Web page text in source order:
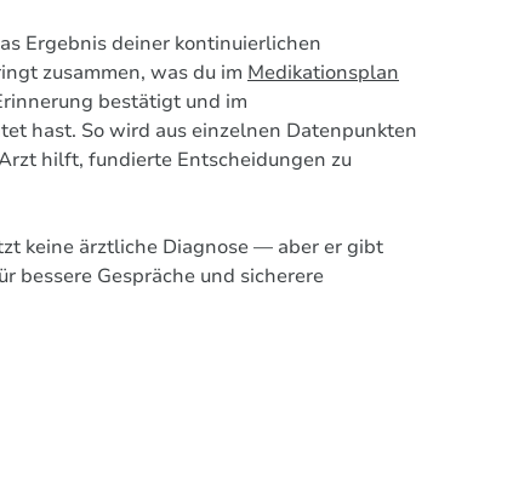
Ergebnis deiner kontinuierlichen
zusammen, was du im Medikationsplan
bestätigt und im
hast. So wird aus einzelnen Datenpunkten
hilft, fundierte Entscheidungen zu
keine ärztliche Diagnose — aber er gibt
bessere Gespräche und sicherere